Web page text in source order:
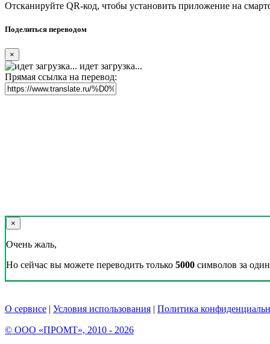
Отсканируйте QR-код, чтобы установить приложение на
Поделиться переводом
×
идет загрузка...
Прямая ссылка на перевод:
×
Очень жаль,
Но сейчас вы можете переводить только 5000 символов за один
О сервисе | Условия использования | Политика
© ООО «ПРОМТ», 2010 - 2026